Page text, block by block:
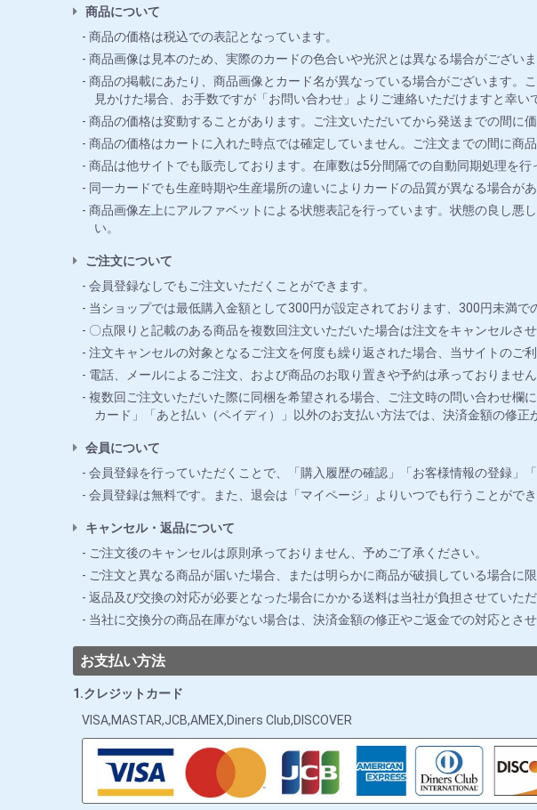
商品について
商品の価格は税込での表記となっています。
商品画像は見本のため、実際のカードの色合いや光沢とは異なる場合がございま
商品の掲載にあたり、商品画像とカード名が異なっている場合がございます。
見かけた場合、お手数ですが「お問い合わせ」よりご連絡いただけますと幸い
商品の価格は変動することがあります。ご注文いただいてから発送までの間に
商品の価格はカートに入れた時点では確定していません。ご注文までの間に商
商品は他サイトでも販売しております。在庫数は5分間隔での自動同期処理を
同一カードでも生産時期や生産場所の違いによりカードの品質が異なる場合が
商品画像左上にアルファベットによる状態表記を行っています。状態の良し悪
い。
ご注文について
会員登録なしでもご注文いただくことができます。
当ショップでは最低購入金額として300円が設定されております、300円未満で
〇点限りと記載のある商品を複数回注文いただいた場合は注文をキャンセルさ
注文キャンセルの対象となるご注文を何度も繰り返された場合、当サイトのご
電話、メールによるご注文、および商品のお取り置きや予約は承っておりません
複数回ご注文いただいた際に同梱を希望される場合、ご注文時の問い合わせ欄
カード」「あと払い（ペイディ）」以外のお支払い方法では、決済金額の修正
会員について
会員登録を行っていただくことで、「購入履歴の確認」「お客様情報の登録」
会員登録は無料です。また、退会は「マイページ」よりいつでも行うことができ
キャンセル・返品について
ご注文後のキャンセルは原則承っておりません、予めご了承ください。
ご注文と異なる商品が届いた場合、または明らかに商品が破損している場合に
返品及び交換の対応が必要となった場合にかかる送料は当社が負担させていた
当社に交換分の商品在庫がない場合は、決済金額の修正やご返金での対応とさせ
お支払い方法
1.クレジットカード
VISA,MASTAR,JCB,AMEX,Diners Club,DISCOVER